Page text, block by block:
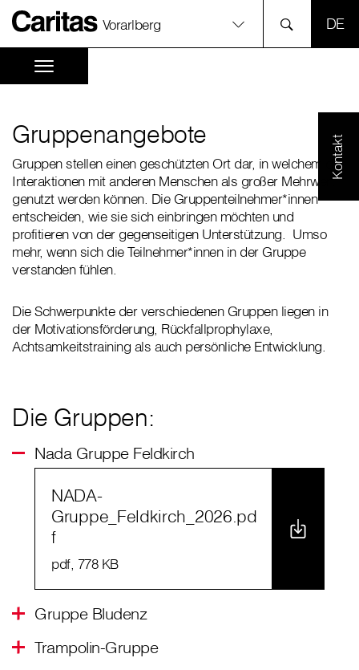
Vorarlberg
Kontakt
Gruppenangebote
Gruppen stellen einen geschützten Ort dar, in welchem die
Interaktionen mit anderen Menschen als großer Mehrwert
genutzt werden können. Die Gruppenteilnehmer*innen
entscheiden, wie sie sich einbringen möchten und
profitieren von der gegenseitigen Unterstützung. Umso
mehr, wenn sich die Teilnehmer*innen in der Gruppe
verstanden fühlen.
Die Schwerpunkte der verschiedenen Gruppen liegen in
der Motivationsförderung, Rückfallprophylaxe,
Achtsamkeitstraining als auch persönliche Entwicklung.
Die Gruppen:
Nada Gruppe Feldkirch
NADA-
Gruppe_Feldkirch_2026.pd
f
pdf, 778 KB
Gruppe Bludenz
Trampolin-Gruppe